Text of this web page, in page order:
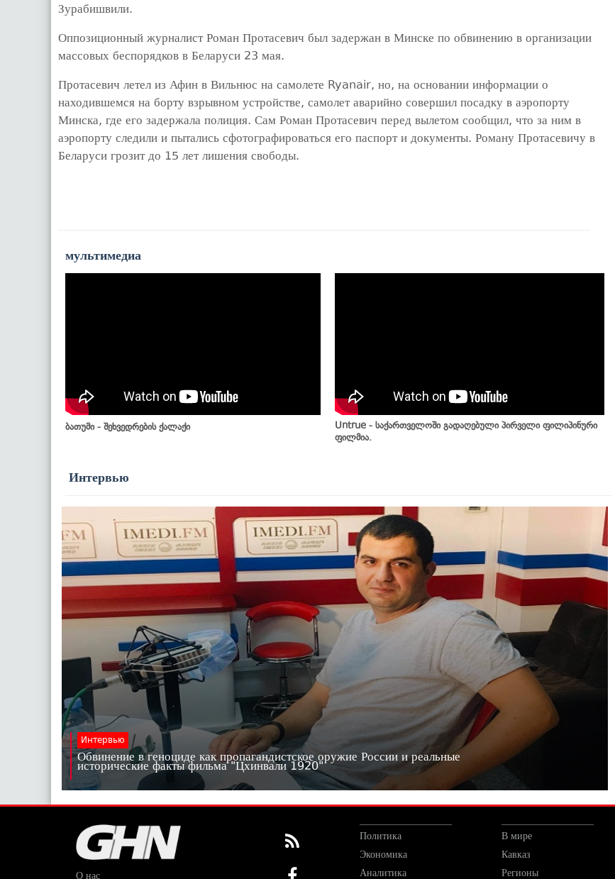
Зурабишвили.
Оппозиционный журналист Роман Протасевич был задержан в Минске по обвинению в организации
массовых беспорядков в Беларуси 23 мая.
Протасевич летел из Афин в Вильнюс на самолете Ryanair, но, на основании информации о
находившемся на борту взрывном устройстве, самолет аварийно совершил посадку в аэропорту
Минска, где его задержала полиция. Сам Роман Протасевич перед вылетом сообщил, что за ним в
аэропорту следили и пытались сфотографироваться его паспорт и документы. Роману Протасевичу в
Беларуси грозит до 15 лет лишения свободы.
мультимедиа
ბათუმი - შეხვედრების ქალაქი
Untrue - საქართველოში გადაღებული პირველი ფილიპინური
ფილმია.
Интервью
Интервью
Обвинение в геноциде как пропагандистское оружие России и реальные
исторические факты фильма "Цхинвали 1920"
О нас
Политика
Экономика
Аналитика
В мире
Кавказ
Регионы